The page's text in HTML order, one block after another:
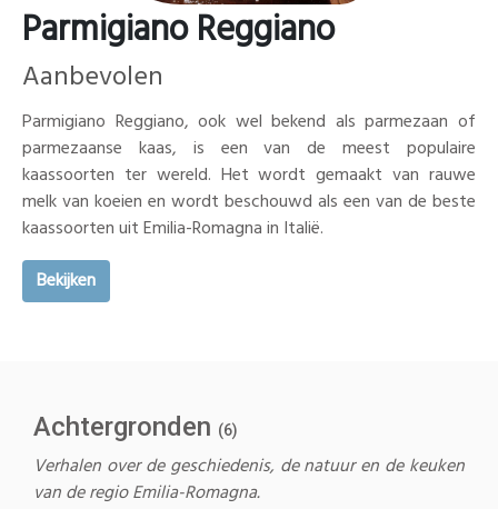
Parmigiano Reggiano
Aanbevolen
Parmigiano Reggiano, ook wel bekend als parmezaan of
parmezaanse kaas, is een van de meest populaire
kaassoorten ter wereld. Het wordt gemaakt van rauwe
melk van koeien en wordt beschouwd als een van de beste
kaassoorten uit Emilia-Romagna in Italië.
Bekijken
Achtergronden (6)
Verhalen over de geschiedenis, de natuur en de keuken
van de regio Emilia-Romagna.